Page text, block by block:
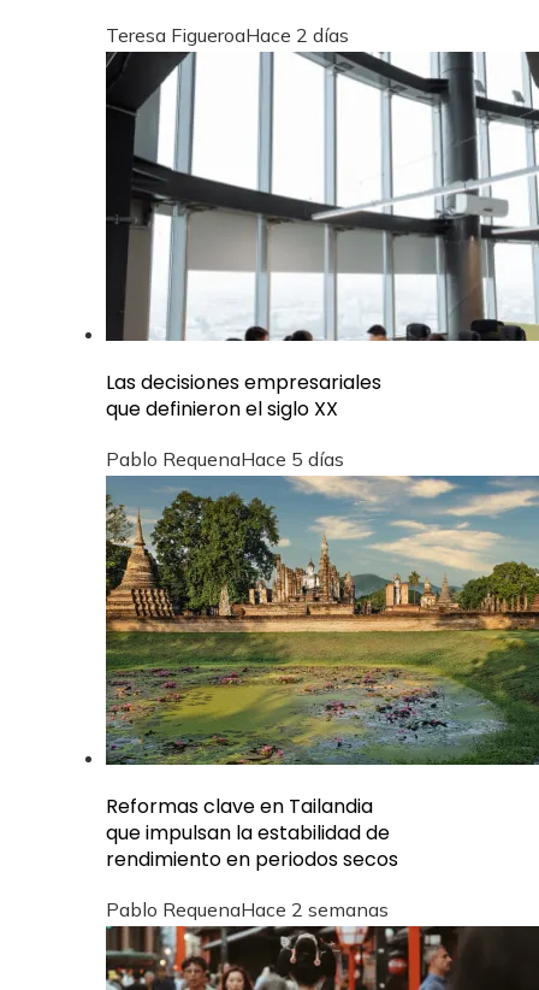
Teresa FigueroaHace 2 días
Las decisiones empresariales
que definieron el siglo XX
Pablo RequenaHace 5 días
Reformas clave en Tailandia
que impulsan la estabilidad de
rendimiento en periodos secos
Pablo RequenaHace 2 semanas